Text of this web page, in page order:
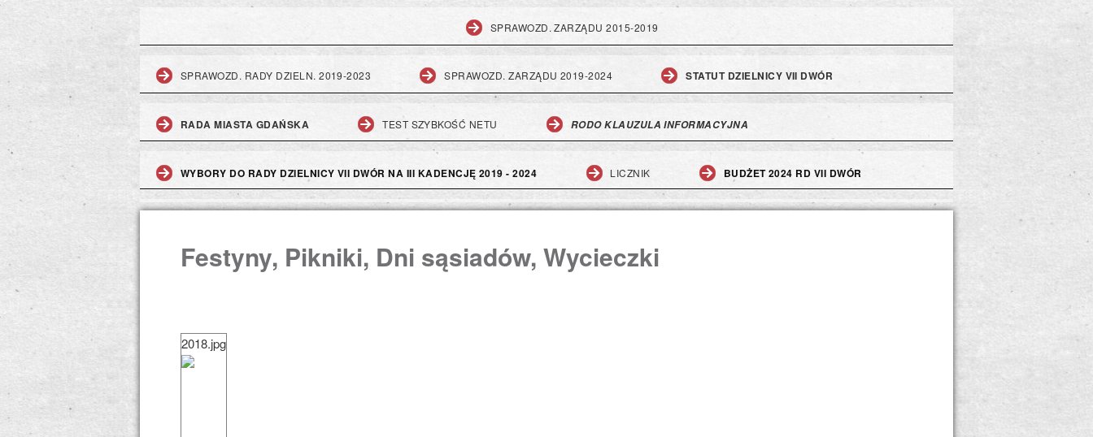
SPRAWOZD. ZARZĄDU 2015-2019
SPRAWOZD. RADY DZIELN. 2019-2023 SPRAWOZD. ZARZĄDU 2019-2024 STATUT DZIELNICY VII DWÓR
RADA MIASTA GDAŃSKA TEST SZYBKOŚĆ NETU RODO KLAUZULA INFORMACYJNA
WYBORY DO RADY DZIELNICY VII DWÓR NA III KADENCJĘ 2019 - 2024 LICZNIK BUDŻET 2024 RD VII DWÓR
Festyny, Pikniki, Dni sąsiadów, Wycieczki
2018.jpg